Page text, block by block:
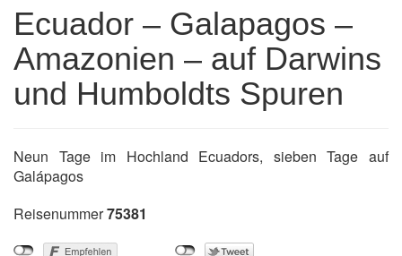
Ecuador – Galapagos –
Amazonien – auf Darwins
und Humboldts Spuren
Neun Tage im Hochland Ecuadors, sieben Tage auf
Galápagos
Reisenummer75381